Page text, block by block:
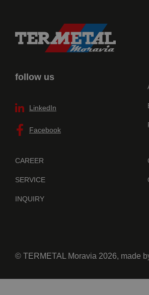
follow us
LinkedIn
Facebook
CAREER
SERVICE
INQUIRY
© TERMETAL Moravia 2026, made